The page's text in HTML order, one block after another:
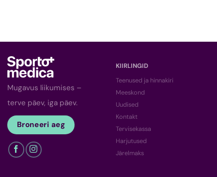
Mugavus liikumises –
terve päev, iga päev.
Broneeri aeg
KIIRLINGID
Teenused ja hinnakiri
Meeskond
Uudised
Kontakt
Tervisekassa
Harjutused
Järelmaks